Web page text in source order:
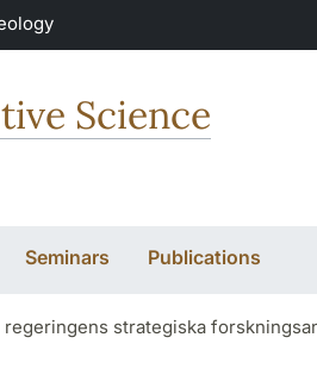
Science
Seminars Publications
strategiska